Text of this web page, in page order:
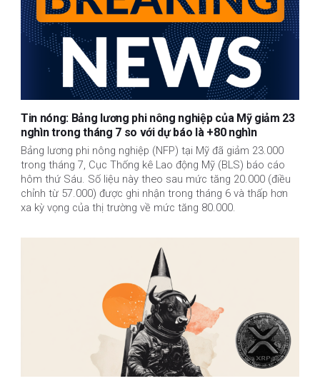
Tin nóng: Bảng lương phi nông nghiệp của Mỹ giảm 23
nghìn trong tháng 7 so với dự báo là +80 nghìn
Bảng lương phi nông nghiệp (NFP) tại Mỹ đã giảm 23.000
trong tháng 7, Cục Thống kê Lao động Mỹ (BLS) báo cáo
hôm thứ Sáu. Số liệu này theo sau mức tăng 20.000 (điều
chỉnh từ 57.000) được ghi nhận trong tháng 6 và thấp hơn
xa kỳ vọng của thị trường về mức tăng 80.000.